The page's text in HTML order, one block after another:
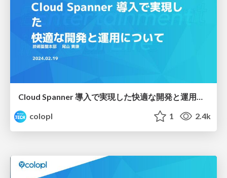
colopl
1 2.4k